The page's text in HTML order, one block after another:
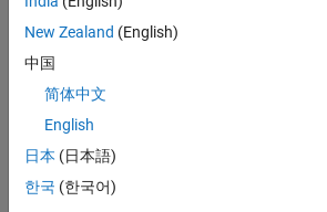
Fonctions
sscScalableAdvisor
Paramètres du modèle
New Zealand (English)
中国
简体中文
English
日本 (日本語)
한국 (한국어)